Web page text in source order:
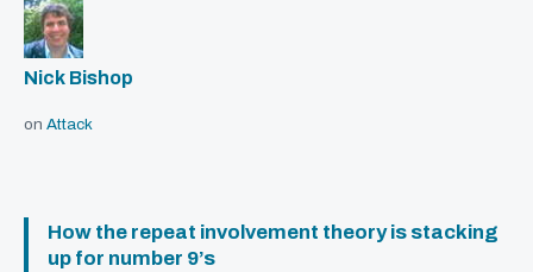
Nick Bishop
on Attack
How the repeat involvement theory is stacking
up for number 9’s